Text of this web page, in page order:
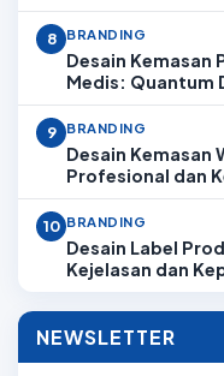
8 BRANDING
Desain Kemasan
Medis: Quantum
9 BRANDING
Desain Kemasan
Profesional dan
10 BRANDING
Desain Label
Kejelasan dan
NEWSLETTER